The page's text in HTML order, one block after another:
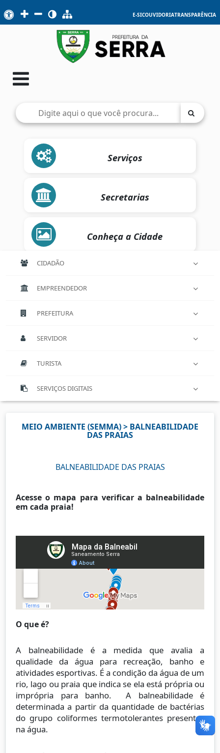
E-SICOUVIDORIATRANSPARÊNCIA
Serviços
Secretarias
Conheça a Cidade
CIDADÃO
EMPREENDEDOR
PREFEITURA
SERVIDOR
TURISTA
SERVIÇOS DIGITAIS
MEIO AMBIENTE (SEMMA) > BALNEABILIDADE
DAS PRAIAS
BALNEABILIDADE DAS PRAIAS
Acesse o mapa para verificar a balneabilidade
em cada praia!
O que é?
A balneabilidade é a medida que avalia a
qualidade da água para recreação, banho e
atividades esportivas. É a condição da água de um
rio, lago ou praia que indica se ela está própria ou
imprópria para banho. A balneabilidade é
determinada a partir da quantidade de bactérias
do grupo coliformes termotolerantes presentes
na água.